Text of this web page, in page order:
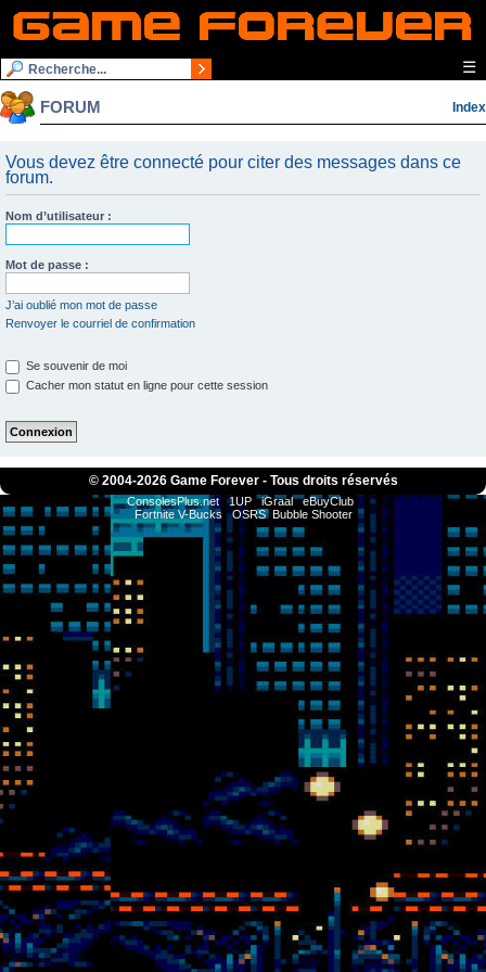
☰
FORUM Index
Vous devez être connecté pour citer des messages dans ce
forum.
Nom d’utilisateur :
Mot de passe :
J’ai oublié mon mot de passe
Renvoyer le courriel de confirmation
Se souvenir de moi
Cacher mon statut en ligne pour cette session
© 2004-2026 Game Forever - Tous droits réservés
ConsolesPlus.net 1UP iGraal
eBuyClub
Fortnite V-Bucks
OSRS Bubble Shooter